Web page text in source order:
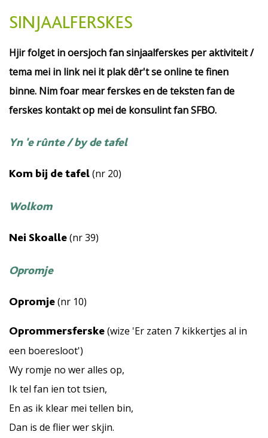
SINJAALFERSKES
Hjir folget in oersjoch fan sinjaalferskes per aktiviteit /
tema mei in link nei it plak dêr't se online te finen
binne. Nim foar mear ferskes en de teksten fan de
ferskes kontakt op mei de konsulint fan SFBO.
Yn 'e rûnte / by de tafel
Kom bij de tafel (nr 20)
Wolkom
Nei Skoalle (nr 39)
Opromje
Opromje (nr 10)
Oprommersferske (wize 'Er zaten 7 kikkertjes al in
een boeresloot')
Wy romje no wer alles op,
Ik tel fan ien tot tsien,
En as ik klear mei tellen bin,
Dan is de flier wer skjin.